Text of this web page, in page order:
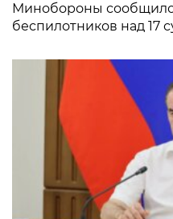
Минобороны
беспилотников над 17